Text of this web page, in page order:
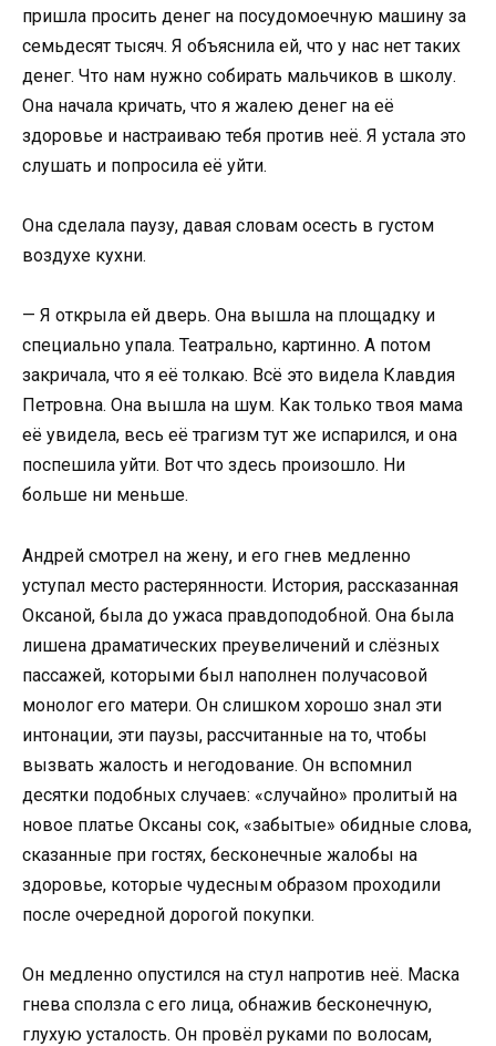
пришла просить денег на посудомоечную машину за
семьдесят тысяч. Я объяснила ей, что у нас нет таких
денег. Что нам нужно собирать мальчиков в школу.
Она начала кричать, что я жалею денег на её
здоровье и настраиваю тебя против неё. Я устала это
слушать и попросила её уйти.
Она сделала паузу, давая словам осесть в густом
воздухе кухни.
— Я открыла ей дверь. Она вышла на площадку и
специально упала. Театрально, картинно. А потом
закричала, что я её толкаю. Всё это видела Клавдия
Петровна. Она вышла на шум. Как только твоя мама
её увидела, весь её трагизм тут же испарился, и она
поспешила уйти. Вот что здесь произошло. Ни
больше ни меньше.
Андрей смотрел на жену, и его гнев медленно
уступал место растерянности. История, рассказанная
Оксаной, была до ужаса правдоподобной. Она была
лишена драматических преувеличений и слёзных
пассажей, которыми был наполнен получасовой
монолог его матери. Он слишком хорошо знал эти
интонации, эти паузы, рассчитанные на то, чтобы
вызвать жалость и негодование. Он вспомнил
десятки подобных случаев: «случайно» пролитый на
новое платье Оксаны сок, «забытые» обидные слова,
сказанные при гостях, бесконечные жалобы на
здоровье, которые чудесным образом проходили
после очередной дорогой покупки.
Он медленно опустился на стул напротив неё. Маска
гнева сползла с его лица, обнажив бесконечную,
глухую усталость. Он провёл руками по волосам,